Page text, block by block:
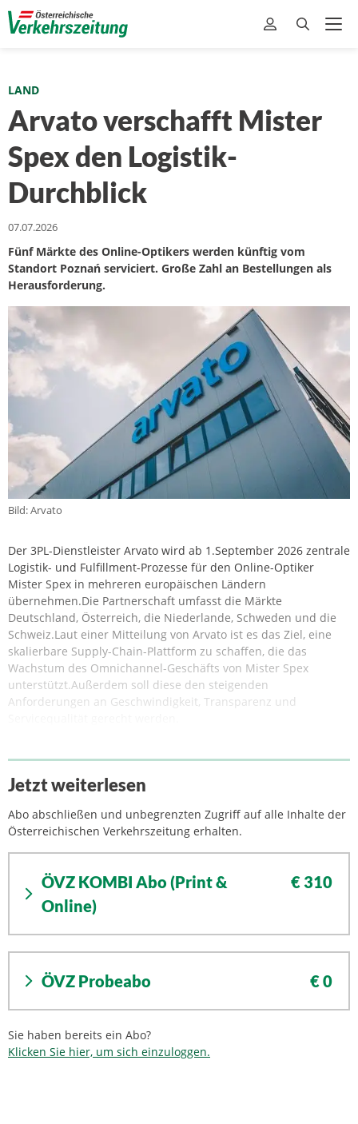
LAND
Arvato verschafft Mister
Spex den Logistik-
Durchblick
07.07.2026
Fünf Märkte des Online-Optikers werden künftig vom
Standort Poznań serviciert. Große Zahl an Bestellungen als
Herausforderung.
Bild: Arvato
Der 3PL-Dienstleister Arvato wird ab 1.September 2026 zentrale
Logistik- und Fulfillment-Prozesse für den Online-Optiker
Mister Spex in mehreren europäischen Ländern
übernehmen.Die Partnerschaft umfasst die Märkte
Deutschland, Österreich, die Niederlande, Schweden und die
Schweiz.Laut einer Mitteilung von Arvato ist es das Ziel, eine
skalierbare Supply-Chain-Plattform zu schaffen, die das
Wachstum des Omnichannel-Geschäfts von Mister Spex
unterstützt.Außerdem soll diese den steigenden
Anforderungen an Geschwindigkeit, Transparenz und
Jetzt weiterlesen
Abo abschließen und unbegrenzten Zugriff auf alle Inhalte der
Österreichischen Verkehrszeitung erhalten.
ÖVZ KOMBI Abo (Print &
Online)
€ 310
ÖVZ Probeabo € 0
Sie haben bereits ein Abo?
Klicken Sie hier, um sich einzuloggen.